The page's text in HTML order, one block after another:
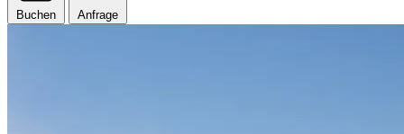
Buchen Anfrage